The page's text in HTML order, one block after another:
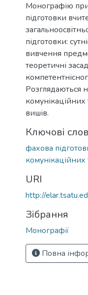
Монографію
підготовки
підготовки:
вивчення
теоретичні
Розглядаються
комунікаційних
вишів.
Ключові
фахова
комунікаційних
URI
http://
Зібрання
Монографії
Повна